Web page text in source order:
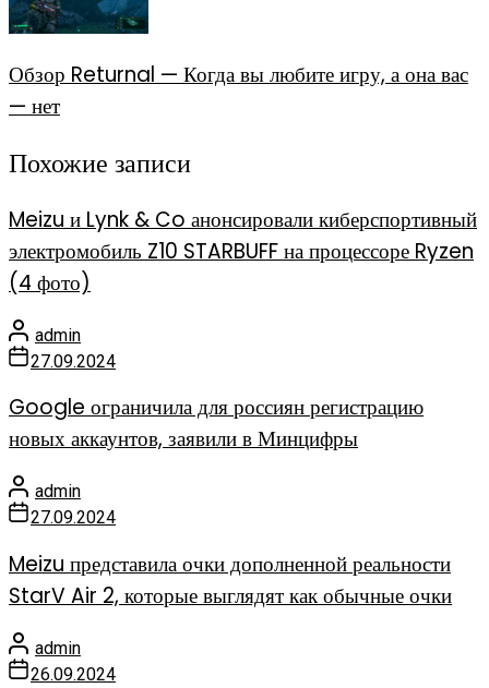
Обзор Returnal — Когда вы любите игру, а она вас
— нет
Похожие записи
Meizu и Lynk & Co анонсировали киберспортивный
электромобиль Z10 STARBUFF на процессоре Ryzen
(4 фото)
admin
27.09.2024
Google ограничила для россиян регистрацию
новых аккаунтов, заявили в Минцифры
admin
27.09.2024
Meizu представила очки дополненной реальности
StarV Air 2, которые выглядят как обычные очки
admin
26.09.2024